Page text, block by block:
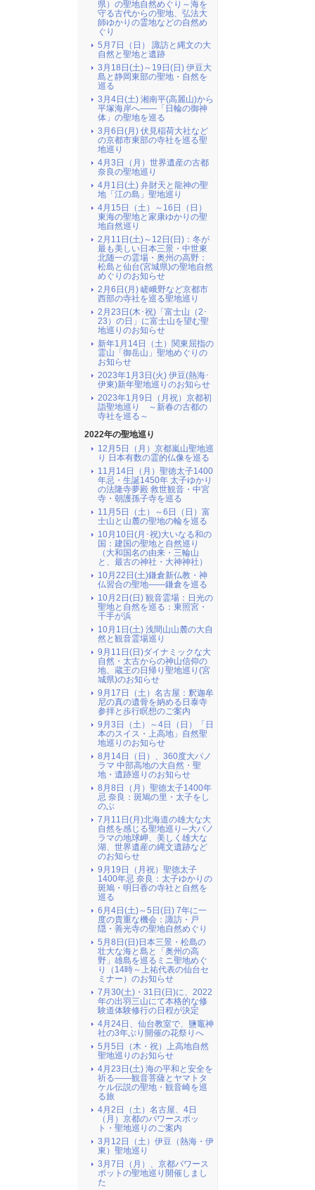
県）の聖地自然めぐり～海を
守る古代からの聖地、弘法大
師ゆかりの霊地などの自然め
ぐり
5月7日（日） 諏訪と縄文の大
自然と聖地と遺跡
3月18日(土)～19日(日) 伊豆大
島と静岡東部の聖地・自然を
巡る
3月4日(土) 湘南平(高麗山)から
平塚海岸へ――「日輪の御神
体」の聖地を巡る
3月6日(月) 伏見稲荷大社など
の京都市東部の寺社を巡る聖
地巡り
4月3日（月）世界遺産の古都
奈良の聖地巡り
4月1日(土) 弁財天と龍神の聖
地「江の島」聖地巡り
4月15日（土）～16日（日）
東海の聖地と家康ゆかりの聖
地自然巡り
2月11日(土)～12日(日)：冬が
最も美しい日本三景・中世東
北随一の霊場・奥州の高野：
松島と仙台(宮城県)の聖地自然
めぐりのお知らせ
2月6日(月) 嵯峨野など京都市
西部の寺社を巡る聖地巡り
2月23日(木･祝)「富士山（2･
23）の日」に富士山を望む聖
地巡りのお知らせ
新年1月14日（土）関東屈指の
霊山「御岳山」聖地めぐりの
お知らせ
2023年1月3日(火) 伊豆(熱海･
伊東)新年聖地巡りのお知らせ
2023年1月9日（月祝）京都初
詣聖地巡り ～新春の古都の
寺社を巡る～
2022年の聖地巡り
12月5日（月）京都嵐山聖地巡
り 日本有数の霊的仏像を巡る
11月14日（月）聖徳太子1400
年忌・生誕1450年 太子ゆかり
の法隆寺夢殿 救世観音・中宮
寺・朝護孫子寺を巡る
11月5日（土）～6日（日）富
士山と山麓の聖地の輪を巡る
10月10日(月･祝)大いなる和の
国：建国の聖地と自然巡り
（大和国名の由来・三輪山
と、最古の神社・大神神社）
10月22日(土)鎌倉新仏教・神
仏習合の聖地――鎌倉を巡る
10月2日(日) 観音霊場：日光の
聖地と自然を巡る：東照宮・
千手が浜
10月1日(土) 浅間山山麓の大自
然と観音霊場巡り
9月11日(日)ダイナミックな大
自然・太古からの神山信仰の
地、蔵王の日帰り聖地巡り(宮
城県)のお知らせ
9月17日（土）名古屋：釈迦牟
尼の真の遺骨を納める日泰寺
参拝と歩行瞑想のご案内
9月3日（土）～4日（日）「日
本のスイス・上高地」自然聖
地巡りのお知らせ
8月14日（日）、360度大パノ
ラマ 中部高地の大自然・聖
地・遺跡巡りのお知らせ
8月8日（月）聖徳太子1400年
忌 奈良：斑鳩の里・太子をし
のぶ
7月11日(月)北海道の雄大な大
自然を感じる聖地巡り─大パノ
ラマの地球岬、美しく雄大な
湖、世界遺産の縄文遺跡など
のお知らせ
9月19日（月祝）聖徳太子
1400年忌 奈良：太子ゆかりの
斑鳩・明日香の寺社と自然を
巡る
6月4日(土)～5日(日) 7年に一
度の貴重な機会：諏訪・戸
隠・善光寺の聖地自然めぐり
5月8日(日)日本三景・松島の
壮大な海と島と「奥州の高
野」雄島を巡るミニ聖地めぐ
り（14時～上祐代表の仙台セ
ミナー）のお知らせ
7月30(土)・31日(日)に、2022
年の出羽三山にて本格的な修
験道体験修行の日程が決定
4月24日、仙台教室で、鹽竈神
社の3年ぶり開催の花祭りへ
5月5日（木・祝）上高地自然
聖地巡りのお知らせ
4月23日(土) 海の平和と安全を
祈る――観音菩薩とヤマトタ
ケル伝説の聖地・観音崎を巡
る旅
4月2日（土）名古屋、4日
（月）京都のパワースポッ
ト・聖地巡りのご案内
3月12日（土）伊豆（熱海・伊
東）聖地巡り
3月7日（月）、京都パワース
ポットの聖地巡り開催しまし
た